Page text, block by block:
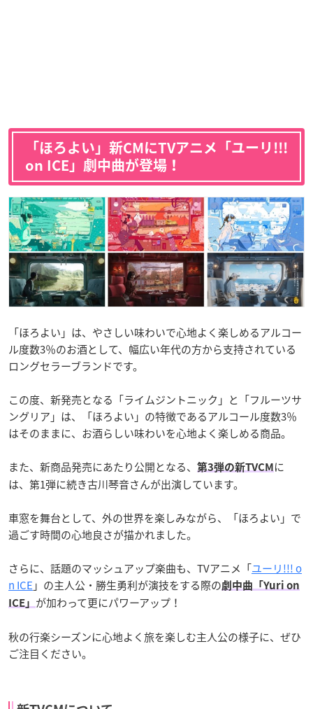
「ほろよい」新CMにTVアニメ「ユーリ!!!
on ICE」劇中曲が登場！
「ほろよい」は、やさしい味わいで心地よく楽しめるアルコー
ル度数3％のお酒として、幅広い年代の方から支持されている
ロングセラーブランドです。
この度、新発売となる「ライムジントニック」と「フルーツサ
ングリア」は、「ほろよい」の特徴であるアルコール度数3％
はそのままに、お酒らしい味わいを心地よく楽しめる商品。
また、新商品発売にあたり公開となる、 第3弾の新TVCM に
は、第1弾に続き古川琴音さんが出演しています。
車窓を舞台として、外の世界を楽しみながら、「ほろよい」で
過ごす時間の心地良さが描かれました。
さらに、話題のマッシュアップ楽曲も、TVアニメ「ユーリ!!! o
n ICE 」の主人公・勝生勇利が演技をする際の劇中曲「Yuri on
ICE」 が加わって更にパワーアップ！
秋の行楽シーズンに心地よく旅を楽しむ主人公の様子に、ぜひ
ご注目ください。